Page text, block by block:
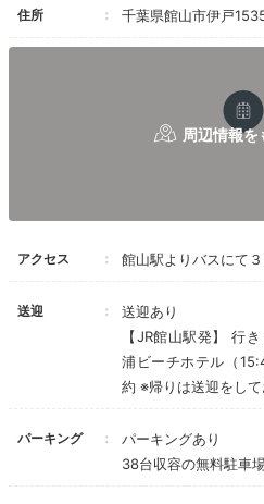
す。子どもたちとゆっくりくつろげ
インフィニティプー
海や空と溶け込んで
住所 千葉県館山市伊戸
アクセス 館山駅よりバスにて
送迎
送迎あり
【JR館山駅発】 行
浦ビーチホテル（
約 ※帰りは送迎をして
パーキング
パーキングあり
38台収容の無料駐車